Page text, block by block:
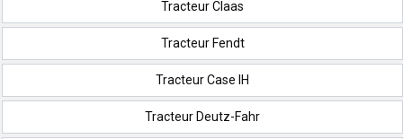
Tracteur Claas
Tracteur Fendt
Tracteur Case IH
Tracteur Deutz-Fahr